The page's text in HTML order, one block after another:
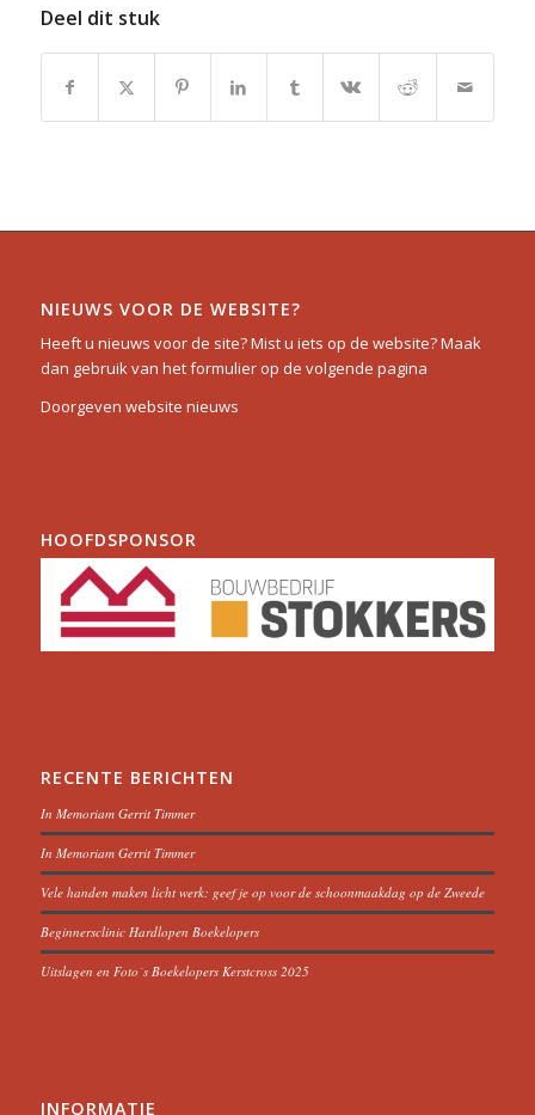
Deel dit stuk
NIEUWS VOOR DE WEBSITE?
Heeft u nieuws voor de site? Mist u iets op de website? Maak
dan gebruik van het formulier op de volgende pagina
Doorgeven website nieuws
HOOFDSPONSOR
RECENTE BERICHTEN
In Memoriam Gerrit Timmer
In Memoriam Gerrit Timmer
Vele handen maken licht werk: geef je op voor de schoonmaakdag op de Zweede
Beginnersclinic Hardlopen Boekelopers
Uitslagen en Foto´s Boekelopers Kerstcross 2025
INFORMATIE